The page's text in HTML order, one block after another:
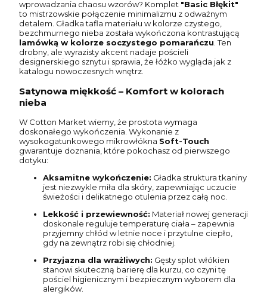
wprowadzania chaosu wzorów? Komplet "Basic Błękit"
to mistrzowskie połączenie minimalizmu z odważnym
detalem. Gładka tafla materiału w kolorze czystego,
bezchmurnego nieba została wykończona kontrastującą
lamówką w kolorze soczystego pomarańczu. Ten
drobny, ale wyrazisty akcent nadaje pościeli
designerskiego sznytu i sprawia, że łóżko wygląda jak z
katalogu nowoczesnych wnętrz.
Satynowa miękkość – Komfort w kolorach
nieba
W Cotton Market wiemy, że prostota wymaga
doskonałego wykończenia. Wykonanie z
wysokogatunkowego mikrowłókna Soft-Touch
gwarantuje doznania, które pokochasz od pierwszego
dotyku:
Aksamitne wykończenie: Gładka struktura tkaniny
jest niezwykle miła dla skóry, zapewniając uczucie
świeżości i delikatnego otulenia przez całą noc.
Lekkość i przewiewność: Materiał nowej generacji
doskonale reguluje temperaturę ciała – zapewnia
przyjemny chłód w letnie noce i przytulne ciepło,
gdy na zewnątrz robi się chłodniej.
Przyjazna dla wrażliwych: Gęsty splot włókien
stanowi skuteczną barierę dla kurzu, co czyni tę
pościel higienicznym i bezpiecznym wyborem dla
alergików.